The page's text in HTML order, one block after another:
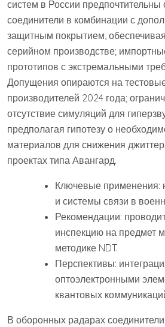
систем в России предпочтительны
соединители в комбинации с
защитным покрытием,
серийном производстве;
прототипов с экстремальными
Допущения опираются на
производителей 2024 года;
отсутствие симуляций для
предполагая гипотезу о
материалов для снижения
проектах типа Авангард.
Ключевые применения:
и системы связи в
Рекомендации:
инспекцию на предмет
методике NDT.
Перспективы:
оптоэлектронными
квантовых
В оборонных радарах